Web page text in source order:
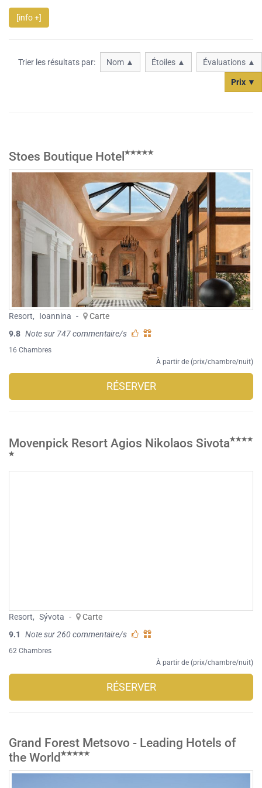
[info +]
Trier les résultats par: Nom ▲ Étoiles ▲ Évaluations ▲
Prix ▼
Stoes Boutique Hotel
Resort, Ioannina -
Carte
9.8 Note sur 747 commentaire/s
16 Chambres
À partir de (prix/chambre/nuit)
RÉSERVER
Movenpick Resort Agios Nikolaos Sivota
Resort, Sývota -
Carte
9.1
Note sur 260 commentaire/s
62 Chambres
À partir de (prix/chambre/nuit)
RÉSERVER
Grand Forest Metsovo - Leading Hotels of
the World